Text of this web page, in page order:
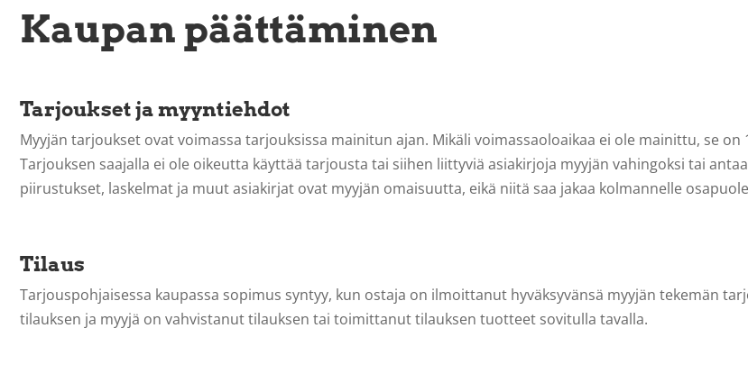
Kaupan päättäminen
Tarjoukset ja myyntiehdot
Myyjän tarjoukset ovat voimassa tarjouksissa mainitun ajan. Mikäli voimassaoloaikaa ei ole mainittu, se
Tarjouksen saajalla ei ole oikeutta käyttää tarjousta tai siihen liittyviä asiakirjoja myyjän vahingoksi tai
piirustukset, laskelmat ja muut asiakirjat ovat myyjän omaisuutta, eikä niitä saa jakaa kolmannelle
Tilaus
Tarjouspohjaisessa kaupassa sopimus syntyy, kun ostaja on ilmoittanut hyväksyvänsä myyjän tekemän
tilauksen ja myyjä on vahvistanut tilauksen tai toimittanut tilauksen tuotteet sovitulla tavalla.